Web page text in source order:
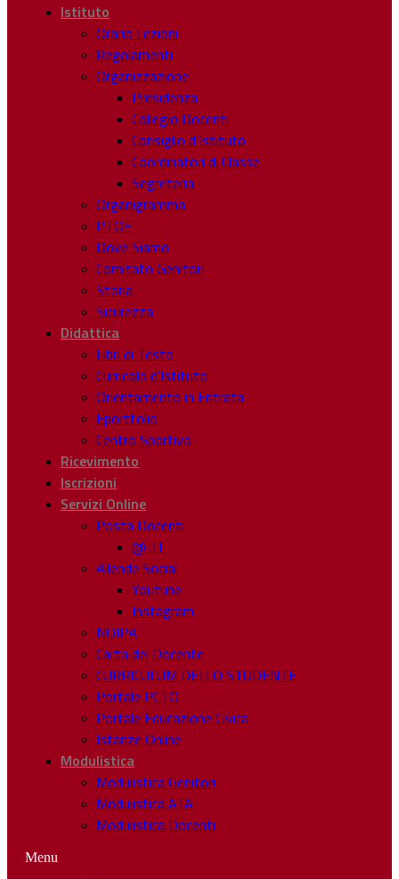
Istituto
Orario Lezioni
Regolamenti
Organizzazione
Presidenza
Collegio Docenti
Consiglio d’Istituto
Coordinatori di Classe
Segreteria
Organigramma
PTOF
Dove Siamo
Comitato Genitori
Storia
Sicurezza
Didattica
Libri di Testo
Curricolo d’Istituto
Orientamento in Entrata
Eportfolio
Centro Sportivo
Ricevimento
Iscrizioni
Servizi Online
Posta Docenti
@ .IT
Allende Social
Youtube
Instagram
NOIPA
Carta del Docente
CURRICULUM DELLO STUDENTE
Portale PCTO
Portale Educazione Civica
Istanze Online
Modulistica
Modulistica Genitori
Modulistica ATA
Modulistica Docenti
Menu